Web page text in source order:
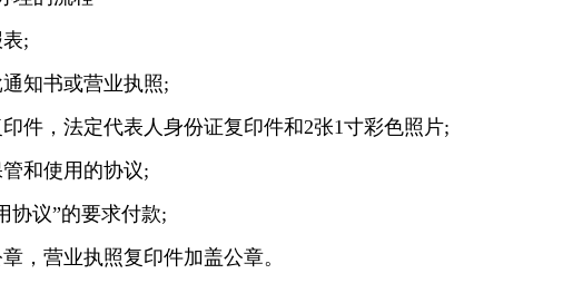
;
知书或营业执照;
件，法定代表人身份证复印件和2张1寸彩色照片;
和使用的协议;
协议”的要求付款;
，营业执照复印件加盖公章。